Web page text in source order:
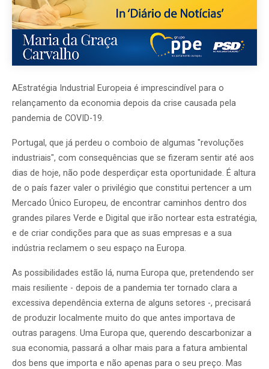
AEstratégia Industrial Europeia é imprescindível para o
relançamento da economia depois da crise causada pela
pandemia de COVID-19.
Portugal, que já perdeu o comboio de algumas "revoluções
industriais", com consequências que se fizeram sentir até aos
dias de hoje, não pode desperdiçar esta oportunidade. É altura
de o país fazer valer o privilégio que constitui pertencer a um
Mercado Único Europeu, de encontrar caminhos dentro dos
grandes pilares Verde e Digital que irão nortear esta estratégia,
e de criar condições para que as suas empresas e a sua
indústria reclamem o seu espaço na Europa.
As possibilidades estão lá, numa Europa que, pretendendo ser
mais resiliente - depois de a pandemia ter tornado clara a
excessiva dependência externa de alguns setores -, precisará
de produzir localmente muito do que antes importava de
outras paragens. Uma Europa que, querendo descarbonizar a
sua economia, passará a olhar mais para a fatura ambiental
dos bens que importa e não apenas para o seu preço. Mas